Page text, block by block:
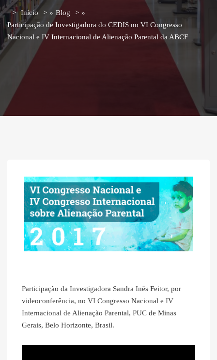
Início » Blog
»
Participação de Investigadora do CEDIS no VI Congresso
Nacional e IV Internacional de Alienação Parental da ABCF
Participação da Investigadora Sandra Inês Feitor, por
videoconferência, no VI Congresso Nacional e IV
Internacional de Alienação Parental, PUC de Minas
Gerais, Belo Horizonte, Brasil.